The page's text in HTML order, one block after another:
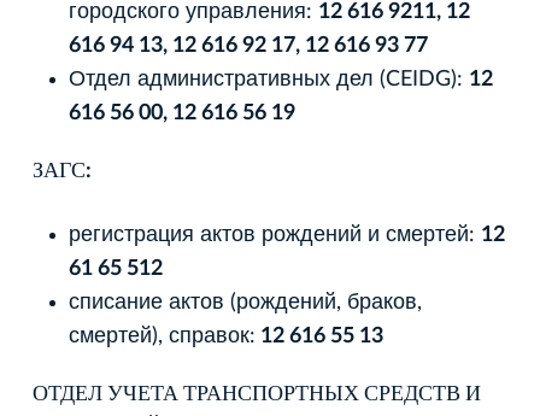
городского управления: 12 616 9211, 12
616 94 13, 12 616 92 17, 12 616 93 77
Отдел административных дел (CEIDG): 12
616 56 00, 12 616 56 19
ЗАГС:
регистрация актов рождений и смертей: 12
61 65 512
списание актов (рождений, браков,
смертей), справок: 12 616 55 13
ОТДЕЛ УЧЕТА ТРАНСПОРТНЫХ СРЕДСТВ И